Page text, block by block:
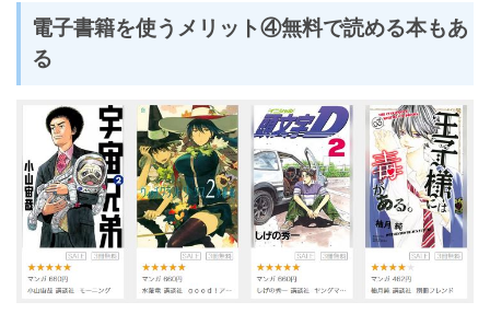
電子書籍を使うメリット④無料で読める本もあ
る